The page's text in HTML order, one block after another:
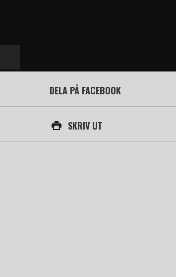
DELA PÅ FACEBOOK
SKRIV UT